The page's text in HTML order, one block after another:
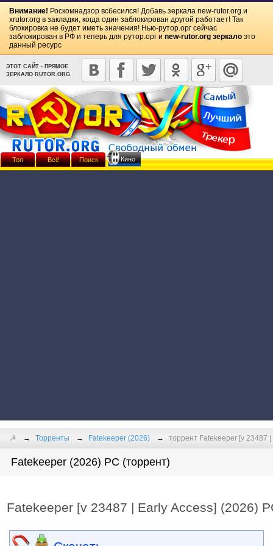
Внимание! Роскомнадзор всбесился! Добавь зеркала new-rutor.org и
xrutor.org в закладки, когда один заблокирован другой работает! Так
блокировка не будет иметь значения! Нью-рутор.орг сейчас
заблокирован в РФ и теперь для рутор.орг и new-rutor.org зеркало это
данный ресурс
ЭТОТ САЙТ - ПРЯМОЕ
ЗЕРКАЛО RUTOR.ORG
☭ Торренты Fatekeeper (2026) торрент Fatekeeper [v 23487
Fatekeeper (2026) PC (торрент)
Fatekeeper [v 23487 | Early Access] (2026)